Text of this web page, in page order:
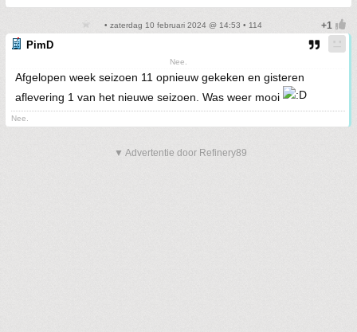
• zaterdag 10 februari 2024 @ 14:53 • 114
PimD
Nee.
Afgelopen week seizoen 11 opnieuw gekeken en gisteren
aflevering 1 van het nieuwe seizoen. Was weer mooi
Nee.
▼ Advertentie door Refinery89